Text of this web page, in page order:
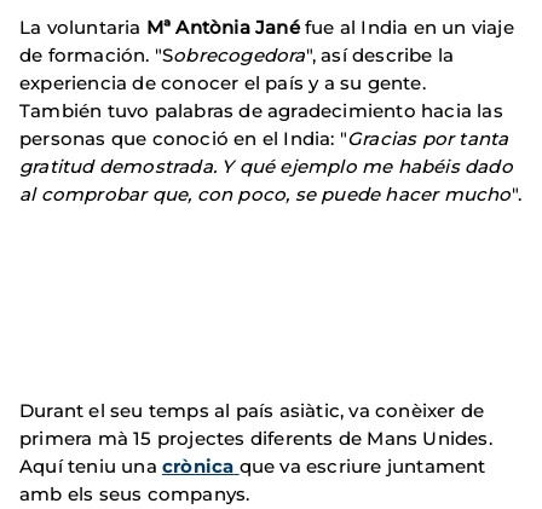
La voluntaria Mª Antònia Janéfue al India en un viaje
de formación. "Sobrecogedora", así describe la
experiencia de conocer el país y a su gente.
También tuvo palabras de agradecimiento hacia las
personas que conoció en el India: "Gracias por tanta
gratitud demostrada. Y qué ejemplo me habéis dado
al comprobar que, con poco, se puede hacer mucho".
Durant el seu temps al país asiàtic, va conèixer de
primera mà 15 projectes diferents de Mans Unides.
Aquí teniu una crònica que va escriure juntament
amb els seus companys.